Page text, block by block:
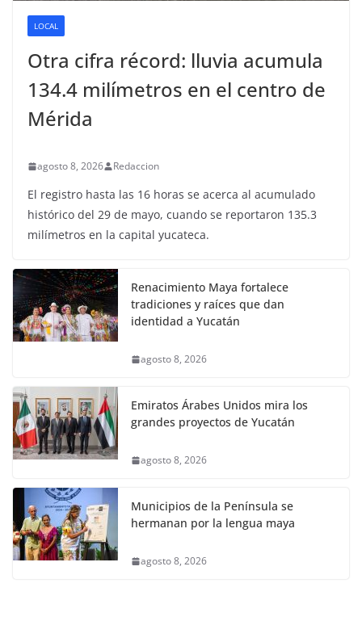
LOCAL
Otra cifra récord: lluvia acumula
134.4 milímetros en el centro de
Mérida
agosto 8, 2026 Redaccion
El registro hasta las 16 horas se acerca al acumulado
histórico del 29 de mayo, cuando se reportaron 135.3
milímetros en la capital yucateca.
Renacimiento Maya fortalece
tradiciones y raíces que dan
identidad a Yucatán
agosto 8, 2026
Emiratos Árabes Unidos mira los
grandes proyectos de Yucatán
agosto 8, 2026
Municipios de la Península se
hermanan por la lengua maya
agosto 8, 2026